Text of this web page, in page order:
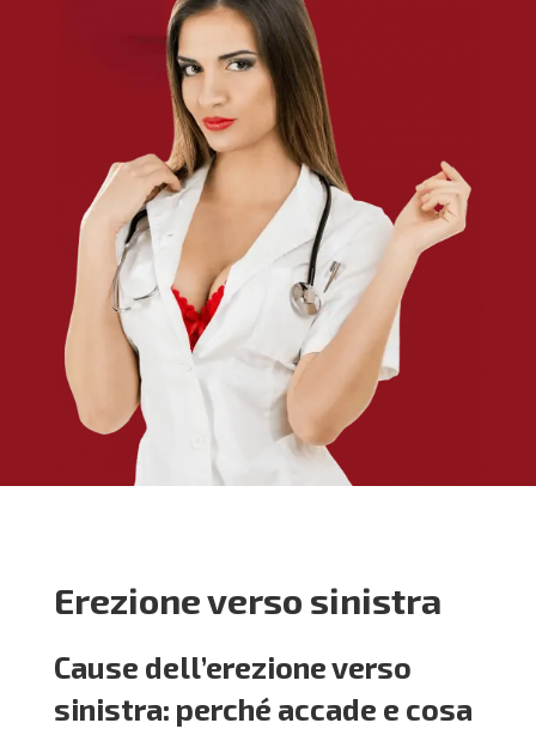
Erezione verso sinistra
Cause dell’erezione verso
sinistra: perché accade e cosa